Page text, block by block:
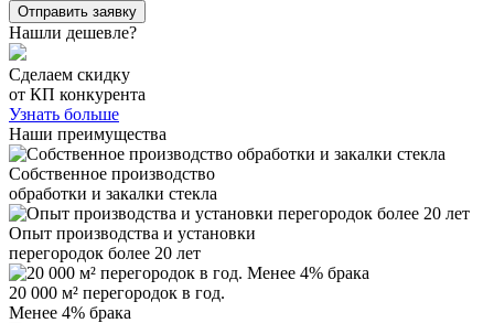
Отправить заявку
Нашли дешевле?
Сделаем скидку
от КП конкурента
Узнать больше
Наши преимущества
Собственное производство
обработки и закалки стекла
Опыт производства и установки
перегородок более 20 лет
20 000 м² перегородок в год.
Менее 4% брака